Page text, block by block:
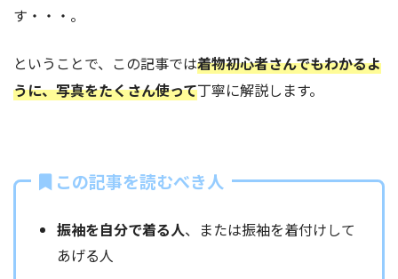
す・・・。
ということで、この記事では着物初心者さんでもわかるよ
うに、写真をたくさん使って丁寧に解説します。
この記事を読むべき人
振袖を自分で着る人、または振袖を着付けして
あげる人